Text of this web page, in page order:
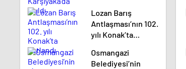
Lozan Barış
Antlaşması’nın 102.
yılı Konak’ta
Osmangazi
Belediyesi’nin